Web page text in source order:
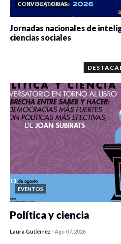
CONVOCATORIAS
Jornadas nacionales de
ciencias sociales
EVENTOS
Política y ciencia
Laura Gutiérrez -Ago 07, 2026